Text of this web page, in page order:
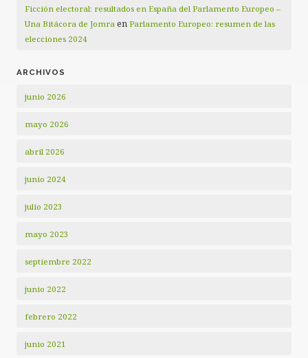
Ficción electoral: resultados en España del Parlamento Europeo –
Una Bitácora de Jomra en Parlamento Europeo: resumen de las
elecciones 2024
ARCHIVOS
junio 2026
mayo 2026
abril 2026
junio 2024
julio 2023
mayo 2023
septiembre 2022
junio 2022
febrero 2022
junio 2021